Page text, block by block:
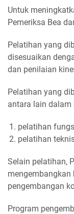
Untuk
Pemeriksa Bea
Pelatihan yang
disesuaikan
dan penilaian
Pelatihan yang
antara lain dalam
pelatihan
pelatihan
Selain pelatihan,
pengembangan
Program